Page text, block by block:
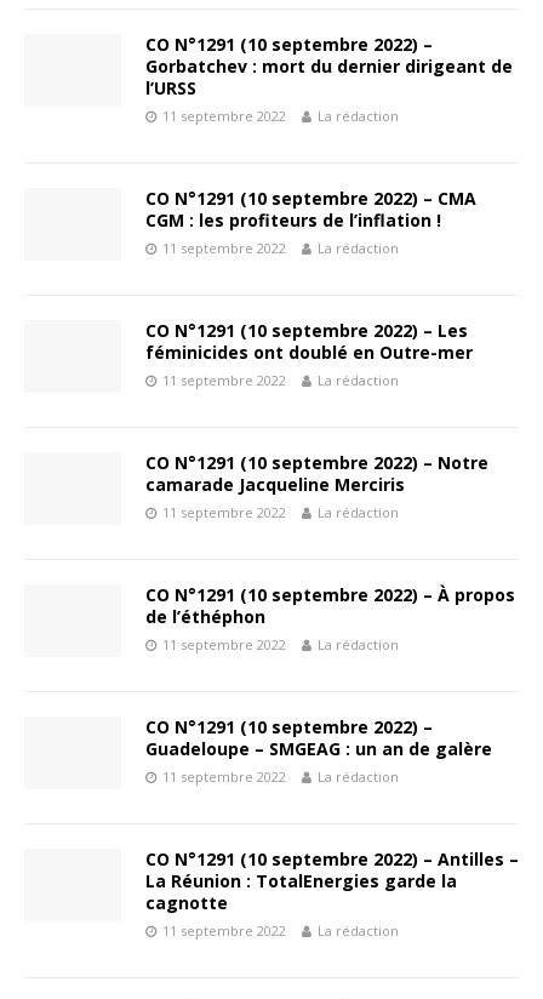
CO N°1291 (10 septembre 2022) –
Gorbatchev : mort du dernier dirigeant de
l’URSS
11 septembre 2022 La rédaction
CO N°1291 (10 septembre 2022) – CMA
CGM : les profiteurs de l’inflation !
11 septembre 2022 La rédaction
CO N°1291 (10 septembre 2022) – Les
féminicides ont doublé en Outre-mer
11 septembre 2022 La rédaction
CO N°1291 (10 septembre 2022) – Notre
camarade Jacqueline Merciris
11 septembre 2022 La rédaction
CO N°1291 (10 septembre 2022) – À propos
de l’éthéphon
11 septembre 2022 La rédaction
CO N°1291 (10 septembre 2022) –
Guadeloupe – SMGEAG : un an de galère
11 septembre 2022 La rédaction
CO N°1291 (10 septembre 2022) – Antilles –
La Réunion : TotalEnergies garde la
cagnotte
11 septembre 2022 La rédaction